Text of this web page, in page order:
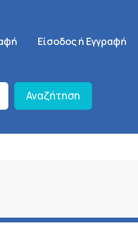
SignUp Menu
Είσοδος ή Εγγραφή
Αναζήτηση